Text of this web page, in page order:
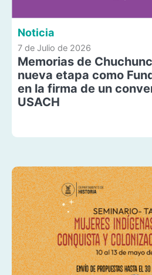
Noticia
7 de Julio de 2026
Memorias de
nueva etapa como
en la firma de un
USACH